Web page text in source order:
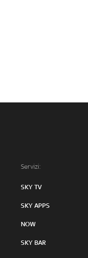
Servizi:
SKY TV
SKY APPS
NOW
SKY BAR